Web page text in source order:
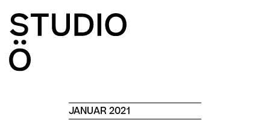
JANUAR 2021